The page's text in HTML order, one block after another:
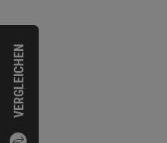
VERGLEICHEN